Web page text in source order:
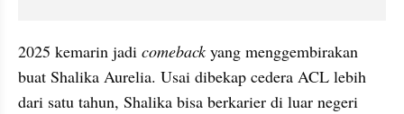
2025 kemarin jadi comeback yang menggembirakan
buat Shalika Aurelia. Usai dibekap cedera ACL lebih
dari satu tahun, Shalika bisa berkarier di luar negeri